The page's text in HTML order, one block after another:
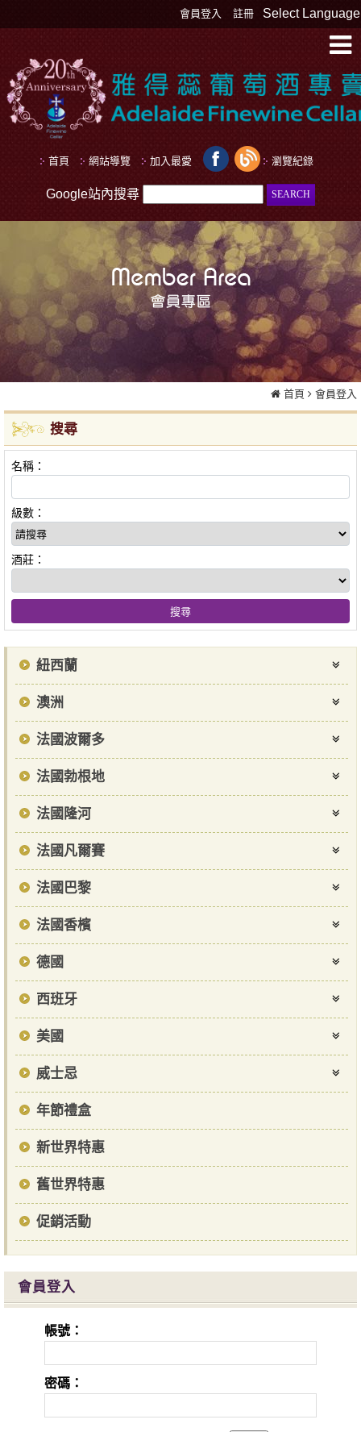
Select Language
會員登入 註冊
首頁 網站導覽 加入最愛 瀏覽紀錄
Google站內搜尋
首頁 會員登入
搜尋
名稱：
級數：
酒莊：
紐西蘭
澳洲
法國波爾多
法國勃根地
法國隆河
法國凡爾賽
法國巴黎
法國香檳
德國
西班牙
美國
威士忌
年節禮盒
新世界特惠
舊世界特惠
促銷活動
會員登入
帳號：
密碼：